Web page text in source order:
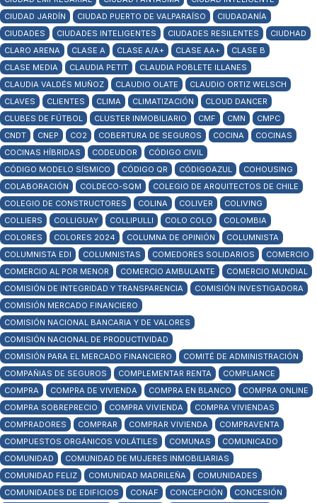
CIUDAD JARDÍN
CIUDAD PUERTO DE VALPARAÍSO
CIUDADANÍA
CIUDADES
CIUDADES INTELIGENTES CIUDADES RESILENTES
CIUDHAD
CLARO ARENA
CLASE A CLASE A/A+ CLASE AA+
CLASE B
CLASE MEDIA
CLAUDIA PETIT
CLAUDIA POBLETE ILLANES
CLAUDIA VALDÉS MUÑOZ
CLAUDIO OLATE
CLAUDIO ORTIZ WELSCH
CLAVES
CLIENTES CLIMA CLIMATIZACIÓN
CLOUD DANCER
CLUBES DE FÚTBOL
CLUSTER INMOBILIARIO CMF CMN
CMPC
CNDT
CNEP CO2 COBERTURA DE SEGUROS COCINA
COCINAS
COCINAS HÍBRIDAS
CODEUDOR
CÓDIGO CIVIL
CÓDIGO MODELO SÍSMICO
CÓDIGO QR CÓDIGOAZUL
COHOUSING
COLABORACIÓN
COLDECO-SQM
COLEGIO DE ARQUITECTOS DE CHILE
COLEGIO DE CONSTRUCTORES
COLINA COLIVER
COLIVING
COLLIERS
COLLIGUAY COLLIPULLI COLO COLO
COLOMBIA
COLORES
COLORES 2024 COLUMNA DE OPINIÓN
COLUMNISTA
COLUMNISTA EDI
COLUMNISTAS COMEDORES SOLIDARIOS
COMERCIO
COMERCIO AL POR MENOR
COMERCIO AMBULANTE
COMERCIO MUNDIAL
COMISIÓN DE INTEGRIDAD Y TRANSPARENCIA
COMISIÓN INVESTIGADORA
COMISIÓN MERCADO FINANCIERO
COMISIÓN NACIONAL BANCARIA Y DE VALORES
COMISIÓN NACIONAL DE PRODUCTIVIDAD
COMISIÓN PARA EL MERCADO FINANCIERO
COMITÉ DE ADMINISTRACIÓN
COMPAÑIAS DE SEGUROS
COMPLEMENTAR RENTA
COMPLIANCE
COMPRA
COMPRA DE VIVIENDA COMPRA EN BLANCO
COMPRA ONLINE
COMPRA SOBREPRECIO
COMPRA VIVIENDA
COMPRA VIVIENDAS
COMPRADORES
COMPRAR COMPRAR VIVIENDA
COMPRAVENTA
COMPUESTOS ORGÁNICOS VOLÁTILES
COMUNAS
COMUNICADO
COMUNIDAD
COMUNIDAD DE MUJERES INMOBILIARIAS
COMUNIDAD FELIZ
COMUNIDAD MADRILEÑA
COMUNIDADES
COMUNIDADES DE EDIFICIOS
CONAF CONCEPCIÓN
CONCESIÓN